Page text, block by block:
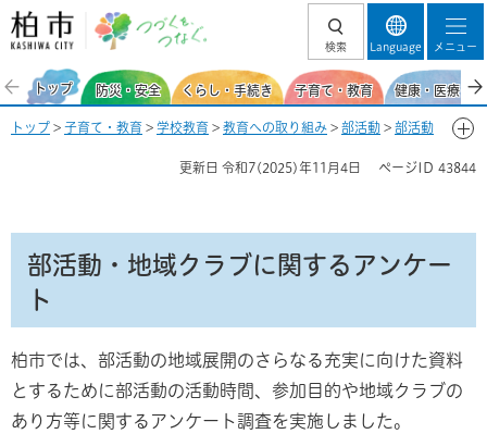
柏市 つづくを、
検索 Language メニュー
トップ 防災・安全 くらし・手続き 子育て・教育 健康・医療・
トップ > 子育て・教育 > 学校教育 > 教育への取り組み > 部活動 > 部活動
更新日 令和7(2025)年11月4日 ページID 43844
部活動・地域クラブに関するアンケー
ト
柏市では、部活動の地域展開のさらなる充実に向けた資料
とするために部活動の活動時間、参加目的や地域クラブの
あり方等に関するアンケート調査を実施しました。